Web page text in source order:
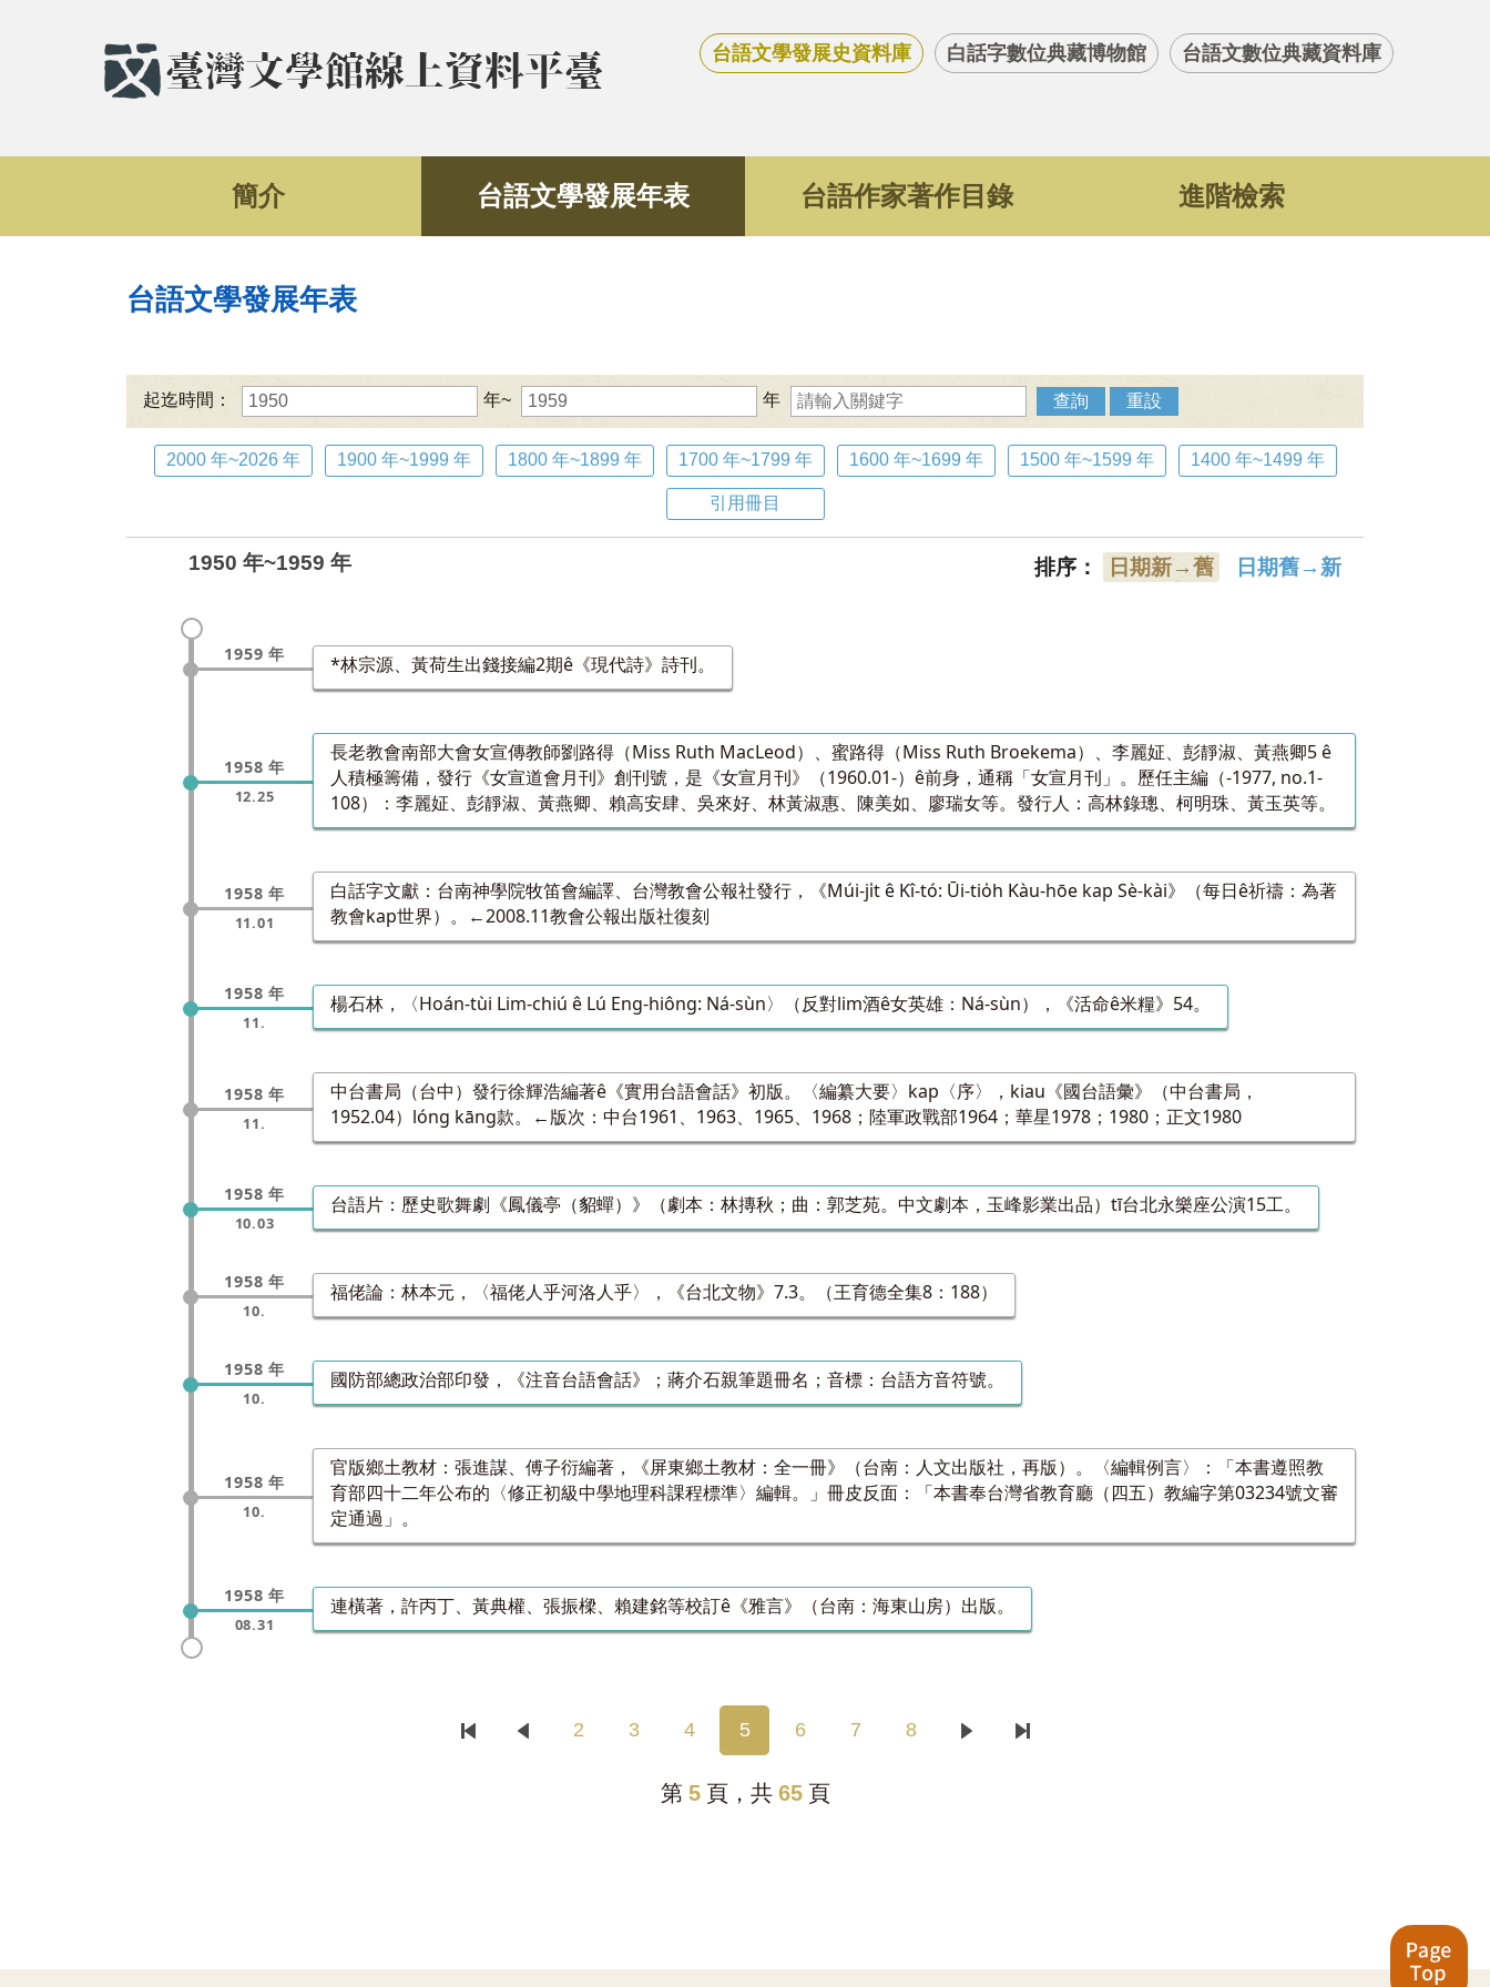
台語文學發展史資料庫 白話字數位典藏博物館 台語文數位典藏資料庫
簡介 台語文學發展年表 台語作家著作目錄 進階檢索
台語文學發展年表
起迄時間： 年~ 年 查詢 重設
2000 年~2026 年 1900 年~1999 年 1800 年~1899 年 1700 年~1799 年 1600 年~1699 年 1500 年~1599 年 1400 年~1499 年
引用冊目
1950 年~1959 年 排序： 日期新→舊 日期舊→新
1959 年 *林宗源、黃荷生出錢接編2期ê《現代詩》詩刊。
1958 年
12.25
長老教會南部大會女宣傳教師劉路得（Miss Ruth MacLeod）、蜜路得（Miss Ruth Broekema）、李麗姃、彭靜淑、黃燕卿5 ê
人積極籌備，發行《女宣道會月刊》創刊號，是《女宣月刊》（1960.01-）ê前身，通稱「女宣月刊」。歷任主編（-1977, no.1-
108）：李麗姃、彭靜淑、黃燕卿、賴高安肆、吳來好、林黃淑惠、陳美如、廖瑞女等。發行人：高林錄璁、柯明珠、黃玉英等。
1958 年
11.01
白話字文獻：台南神學院牧笛會編譯、台灣教會公報社發行，《Múi-ji̍t ê Kî-tó: Ūi-tio̍h Kàu-hōe kap Sè-kài》（每日ê祈禱：為著
教會kap世界）。←2008.11教會公報出版社復刻
1958 年
11.
楊石林，〈Hoán-tùi Lim-chiú ê Lú Eng-hiông: Ná-sùn〉（反對lim酒ê女英雄：Ná-sùn），《活命ê米糧》54。
1958 年
11.
中台書局（台中）發行徐輝浩編著ê《實用台語會話》初版。〈編纂大要〉kap〈序〉，kiau《國台語彙》（中台書局，
1952.04）lóng kāng款。←版次：中台1961、1963、1965、1968；陸軍政戰部1964；華星1978；1980；正文1980
1958 年
10.03
台語片：歷史歌舞劇《鳳儀亭（貂蟬）》（劇本：林摶秋；曲：郭芝苑。中文劇本，玉峰影業出品）tī台北永樂座公演15工。
1958 年
10.
福佬論：林本元，〈福佬人乎河洛人乎〉，《台北文物》7.3。（王育德全集8：188）
1958 年
10.
國防部總政治部印發，《注音台語會話》；蔣介石親筆題冊名；音標：台語方音符號。
1958 年
10.
官版鄉土教材：張進謀、傅子衍編著，《屏東鄉土教材：全一冊》（台南：人文出版社，再版）。〈編輯例言〉：「本書遵照教
育部四十二年公布的〈修正初級中學地理科課程標準〉編輯。」冊皮反面：「本書奉台灣省教育廳（四五）教編字第03234號文審
定通過」。
1958 年
08.31
連橫著，許丙丁、黃典權、張振樑、賴建銘等校訂ê《雅言》（台南：海東山房）出版。
2 3 4 5 6 7 8
第 5 頁，共 65 頁